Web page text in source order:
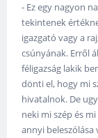
- Ez egy nagyon
tekintenek
igazgató vagy a
csúnyának. Erről
féligazság lakik
dönti el, hogy mi
hivatalnok. De
neki mi szép és
annyi beleszólása